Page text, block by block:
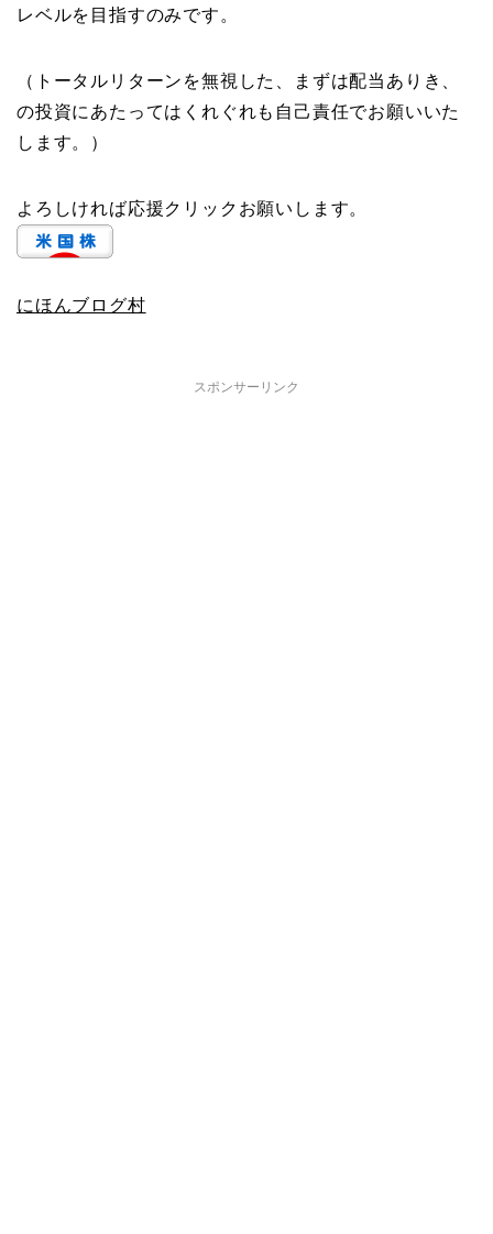
レベルを目指すのみです。
（トータルリターンを無視した、まずは配当ありき、
の投資にあたってはくれぐれも自己責任でお願いいた
します。）
よろしければ応援クリックお願いします。
にほんブログ村
スポンサーリンク